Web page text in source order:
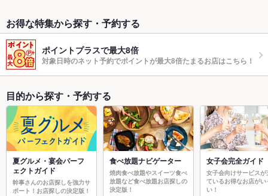
お得な特集から探す・予約する
ポイントプラスで最大8倍
対象日時のネット予約でポイントが最大8倍たまるお店はこちら！
目的から探す・予約する
夏グルメ・宴会パーフ
ェクトガイド
幹事さんのお店探しを強力サ
ポート！お店探しの決定版！
食べ放題ナビゲーター
焼肉食べ放題やスイーツ食べ
放題など食べ放題お店探しの
決定版！
女子会完全ガイド
女子会向けサービスが
ているお得なお店がい
い！